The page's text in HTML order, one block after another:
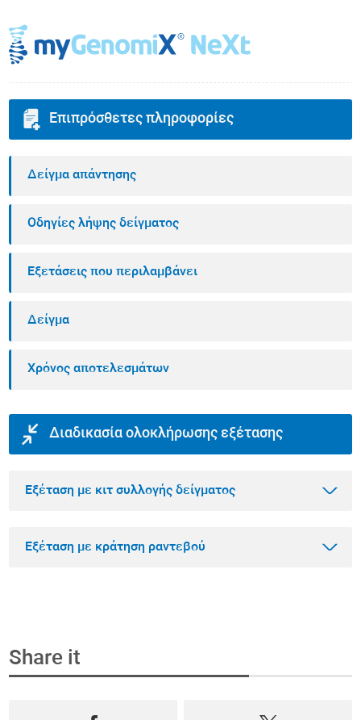
Επιπρόσθετες πληροφορίες
Δείγμα απάντησης
Οδηγίες λήψης δείγματος
Εξετάσεις που περιλαμβάνει
Δείγμα
Χρόνος αποτελεσμάτων
Διαδικασία ολοκλήρωσης εξέτασης
Εξέταση με κιτ συλλογής δείγματος
Επιλέξτε την εξέταση που θέλετε να κάνετε
Εξέταση με κράτηση ραντεβού
Βήμα 1
Share it